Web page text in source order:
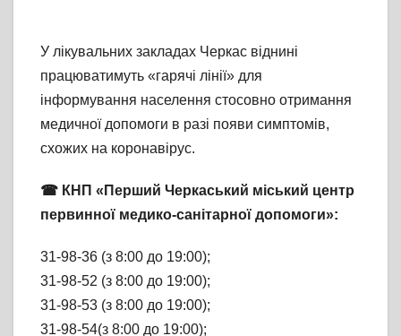
У лікувальних закладах Черкас віднині
працюватимуть «гарячі лінії» для
інформування населення стосовно отримання
медичної допомоги в разі появи симптомів,
схожих на коронавірус.
☎ КНП «Перший Черкаський міський центр
первинної медико-санітарної допомоги»:
31-98-36 (з 8:00 до 19:00);
31-98-52 (з 8:00 до 19:00);
31-98-53 (з 8:00 до 19:00);
31-98-54(з 8:00 до 19:00);